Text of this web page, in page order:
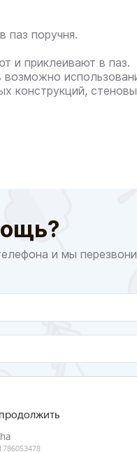
паз поручня.
и приклеивают в паз.
возможно
конструкций,
и мы